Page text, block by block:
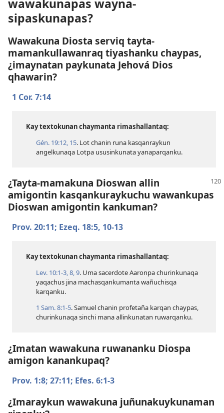
wawakunapas wayna-
sipaskunapas?
Wawakuna Diosta serviq tayta-
mamankullawanraq tiyashanku chaypas,
¿imaynatan paykunata Jehová Dios
qhawarin?
1 Cor. 7:14
Kay textokunan chaymanta rimashallantaq:
Gén. 19:​12,15. Lot chanin runa kasqanraykun
angelkunaqa Lotpa ususinkunata yanaparqanku.
¿Tayta-mamakuna Dioswan allin
amigontin kasqankuraykuchu wawankupas
Dioswan amigontin kankuman?
Prov. 20:11; Ezeq. 18:​5, 10-13
Kay textokunan chaymanta rimashallantaq:
Lev. 10:​1-3,8, 9. Uma sacerdote Aaronpa churinkunaqa
yaqachus jina machasqankumanta wañuchisqa
karqanku.
1 Sam. 8:​1-5. Samuel chanin profetaña karqan chaypas,
churinkunaqa sinchi mana allinkunatan ruwarqanku.
¿Imatan wawakuna ruwananku Diospa
amigon kanankupaq?
Prov. 1:8; 27:11; Efes. 6:​1-3
¿Imaraykun wawakuna juñunakuykunaman